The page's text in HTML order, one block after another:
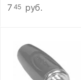
7 45 руб.